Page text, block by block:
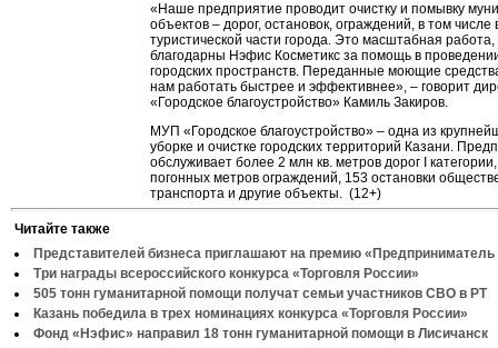
«Наше предприятие проводит очистку и помывку
объектов – дорог, остановок, ограждений, в том числе
туристической части города. Это масштабная
благодарны Нэфис Косметикс за помощь в
городских пространств. Переданные моющие
нам работать быстрее и эффективнее», – говорит
«Городское благоустройство» Камиль Закиров.
МУП «Городское благоустройство» – одна из
уборке и очистке городских территорий Казани.
обслуживает более 2 млн кв. метров дорог I
погонных метров ограждений, 153 остановки
транспорта и другие объекты. (12+)
Читайте также
Представителей бизнеса приглашают на премию «Предприниматель
Три награды всероссийского конкурса «Торговля России»
505 тонн гуманитарной помощи получат семьи участников СВО в РТ
Казань победила в трех номинациях конкурса «Торговля России»
Фонд «Нэфис» направил 18 тонн гуманитарной помощи в Лисичанск